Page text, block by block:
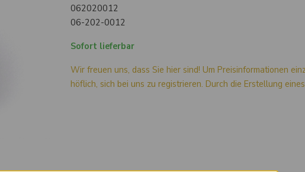
062020012
06-202-0012
Sofort lieferbar
Wir freuen uns, dass Sie hier sind! Um Preisinformationen
höflich, sich bei uns zu registrieren. Durch die Erstellung